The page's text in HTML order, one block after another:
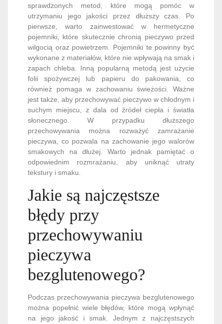
sprawdzonych metod, które mogą pomóc w
utrzymaniu jego jakości przez dłuższy czas. Po
pierwsze, warto zainwestować w hermetyczne
pojemniki, które skutecznie chronią pieczywo przed
wilgocią oraz powietrzem. Pojemniki te powinny być
wykonane z materiałów, które nie wpływają na smak i
zapach chleba. Inną popularną metodą jest użycie
folii spożywczej lub papieru do pakowania, co
również pomaga w zachowaniu świeżości. Ważne
jest także, aby przechowywać pieczywo w chłodnym i
suchym miejscu, z dala od źródeł ciepła i światła
słonecznego. W przypadku dłuższego
przechowywania można rozważyć zamrażanie
pieczywa, co pozwala na zachowanie jego walorów
smakowych na dłużej. Warto jednak pamiętać o
odpowiednim rozmrażaniu, aby uniknąć utraty
tekstury i smaku.
Jakie są najczęstsze
błędy przy
przechowywaniu
pieczywa
bezglutenowego?
Podczas przechowywania pieczywa bezglutenowego
można popełnić wiele błędów, które mogą wpłynąć
na jego jakość i smak. Jednym z najczęstszych